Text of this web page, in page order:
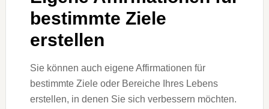
bestimmte Ziele
erstellen
Sie können auch eigene Affirmationen für
bestimmte Ziele oder Bereiche Ihres Lebens
erstellen, in denen Sie sich verbessern möchten.